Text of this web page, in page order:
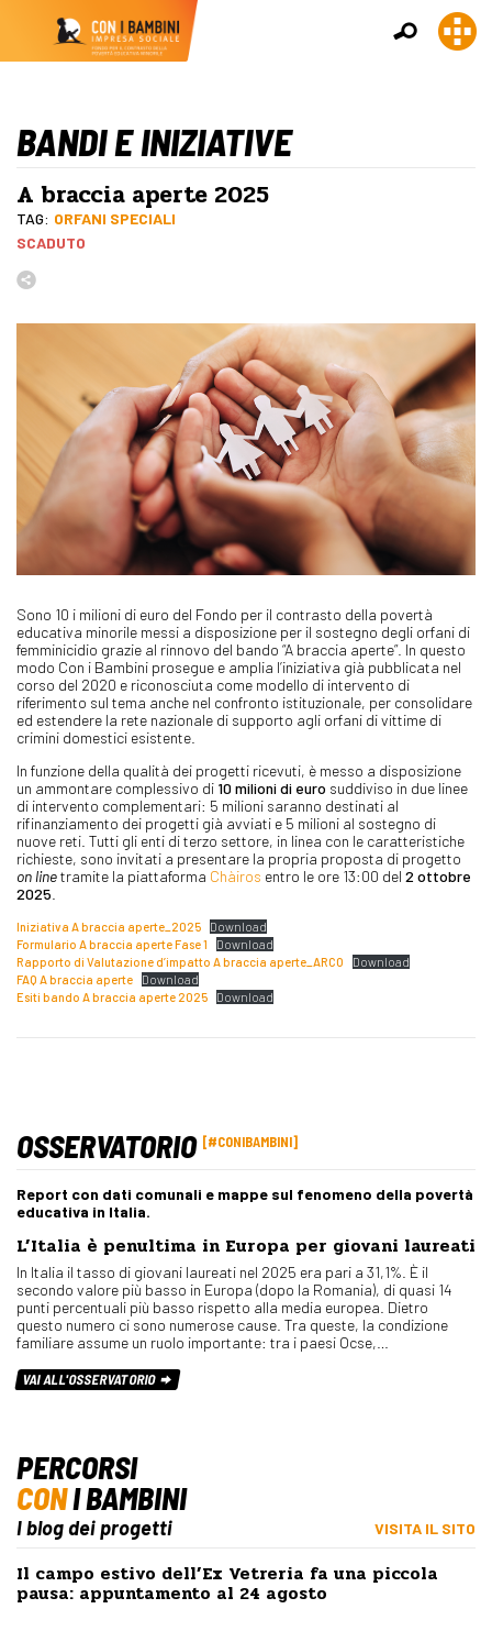
BANDI E INIZIATIVE
A braccia aperte 2025
TAG: ORFANI SPECIALI
SCADUTO
Sono 10 i milioni di euro del Fondo per il contrasto della povertà
educativa minorile messi a disposizione per il sostegno degli orfani di
femminicidio grazie al rinnovo del bando “A braccia aperte”. In questo
modo Con i Bambini prosegue e amplia l’iniziativa già pubblicata nel
corso del 2020 e riconosciuta come modello di intervento di
riferimento sul tema anche nel confronto istituzionale, per consolidare
ed estendere la rete nazionale di supporto agli orfani di vittime di
crimini domestici esistente.
In funzione della qualità dei progetti ricevuti, è messo a disposizione
un ammontare complessivo di 10 milioni di euro suddiviso in due linee
di intervento complementari: 5 milioni saranno destinati al
rifinanziamento dei progetti già avviati e 5 milioni al sostegno di
nuove reti. Tutti gli enti di terzo settore, in linea con le caratteristiche
richieste, sono invitati a presentare la propria proposta di progetto
on linetramite la piattaforma Chàiros entro le ore 13:00 del 2 ottobre
2025
Iniziativa A braccia aperte_2025
Download
Formulario A braccia aperte Fase 1
Download
Rapporto di Valutazione d’impatto A braccia aperte_ARCO
Download
FAQ A braccia aperte
Download
Esiti bando A braccia aperte 2025
Download
OSSERVATORIO #CONIBAMBINI
Report con dati comunali e mappe sul fenomeno della povertà
educativa in Italia.
L’Italia è penultima in Europa per giovani laureati
In Italia il tasso di giovani laureati nel 2025 era pari a 31,1%. È il
secondo valore più basso in Europa (dopo la Romania), di quasi 14
punti percentuali più basso rispetto alla media europea. Dietro
questo numero ci sono numerose cause. Tra queste, la condizione
familiare assume un ruolo importante: tra i paesi Ocse,…
VAI ALL'OSSERVATORIO
PERCORSI
CONI BAMBINI
I blog dei progetti VISITA IL SITO
Il campo estivo dell’Ex Vetreria fa una piccola
pausa: appuntamento al 24 agosto